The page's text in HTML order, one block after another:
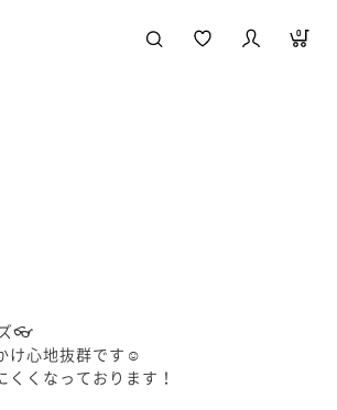
0
👓
け心地抜群です☺️
くなっております！